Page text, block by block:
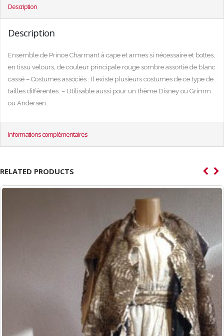
Description
Description
Ensemble de Prince Charmant à cape et armes si nécessaire et bottes,
en tissu velours, de couleur principale rouge sombre assortie de blanc
cassé – Costumes associés : Il existe plusieurs costumes de ce type de
tailles différentes. – Utilisable aussi pour un thème Disney ou Grimm
ou Andersen
Informations complémentaires
RELATED PRODUCTS